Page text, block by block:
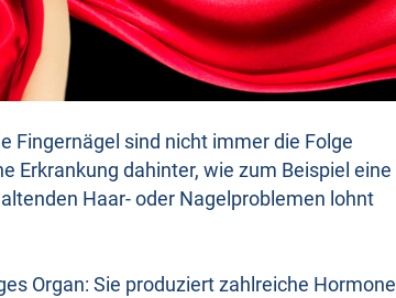
Fingernägel sind nicht immer die Folge
Erkrankung dahinter, wie zum Beispiel eine
Haar- oder Nagelproblemen lohnt
Organ: Sie produziert zahlreiche Hormone